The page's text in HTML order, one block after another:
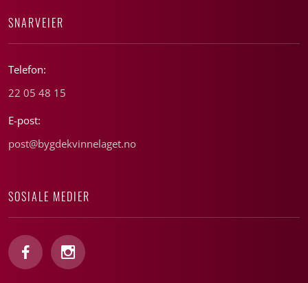
SNARVEIER
Telefon:
22 05 48 15
E-post:
post@bygdekvinnelaget.no
SOSIALE MEDIER